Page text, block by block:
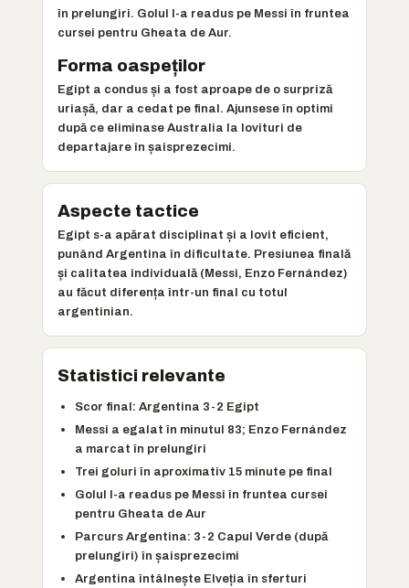
în prelungiri. Golul l-a readus pe Messi în fruntea
cursei pentru Gheata de Aur.
Forma oaspeților
Egipt a condus și a fost aproape de o surpriză
uriașă, dar a cedat pe final. Ajunsese în optimi
după ce eliminase Australia la lovituri de
departajare în șaisprezecimi.
Aspecte tactice
Egipt s-a apărat disciplinat și a lovit eficient,
punând Argentina în dificultate. Presiunea finală
și calitatea individuală (Messi, Enzo Fernández)
au făcut diferența într-un final cu totul
argentinian.
Statistici relevante
Scor final: Argentina 3-2 Egipt
Messi a egalat în minutul 83; Enzo Fernández
a marcat în prelungiri
Trei goluri în aproximativ 15 minute pe final
Golul l-a readus pe Messi în fruntea cursei
pentru Gheata de Aur
Parcurs Argentina: 3-2 Capul Verde (după
prelungiri) în șaisprezecimi
Argentina întâlnește Elveția în sferturi